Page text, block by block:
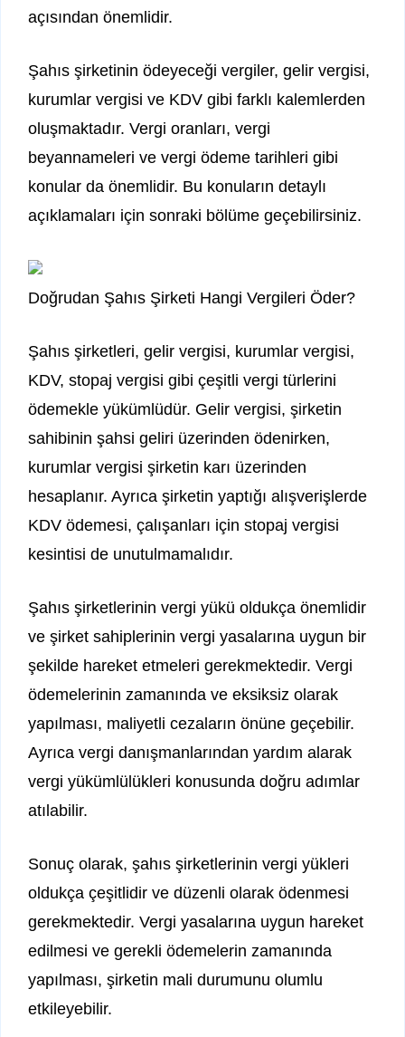
açısından önemlidir.
Şahıs şirketinin ödeyeceği vergiler, gelir vergisi,
kurumlar vergisi ve KDV gibi farklı kalemlerden
oluşmaktadır. Vergi oranları, vergi
beyannameleri ve vergi ödeme tarihleri gibi
konular da önemlidir. Bu konuların detaylı
açıklamaları için sonraki bölüme geçebilirsiniz.
Doğrudan Şahıs Şirketi Hangi Vergileri Öder?
Şahıs şirketleri, gelir vergisi, kurumlar vergisi,
KDV, stopaj vergisi gibi çeşitli vergi türlerini
ödemekle yükümlüdür. Gelir vergisi, şirketin
sahibinin şahsi geliri üzerinden ödenirken,
kurumlar vergisi şirketin karı üzerinden
hesaplanır. Ayrıca şirketin yaptığı alışverişlerde
KDV ödemesi, çalışanları için stopaj vergisi
kesintisi de unutulmamalıdır.
Şahıs şirketlerinin vergi yükü oldukça önemlidir
ve şirket sahiplerinin vergi yasalarına uygun bir
şekilde hareket etmeleri gerekmektedir. Vergi
ödemelerinin zamanında ve eksiksiz olarak
yapılması, maliyetli cezaların önüne geçebilir.
Ayrıca vergi danışmanlarından yardım alarak
vergi yükümlülükleri konusunda doğru adımlar
atılabilir.
Sonuç olarak, şahıs şirketlerinin vergi yükleri
oldukça çeşitlidir ve düzenli olarak ödenmesi
gerekmektedir. Vergi yasalarına uygun hareket
edilmesi ve gerekli ödemelerin zamanında
yapılması, şirketin mali durumunu olumlu
etkileyebilir.